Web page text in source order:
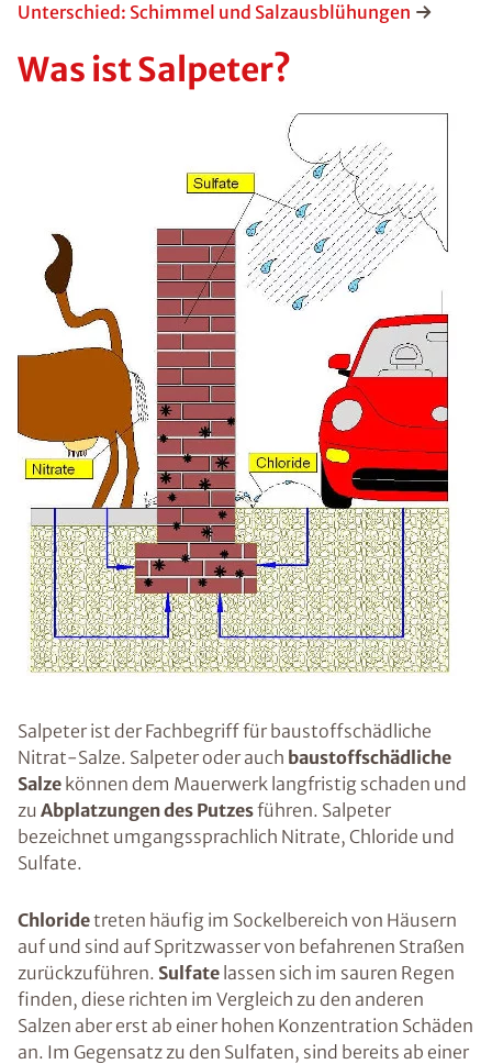
Unterschied: Schimmel und Salzausblühungen
Was ist Salpeter?
Salpeter ist der Fachbegriff für baustoffschädliche
Nitrat-Salze. Salpeter oder auch baustoffschädliche
Salze können dem Mauerwerk langfristig schaden und
zu Abplatzungen des Putzesführen. Salpeter
bezeichnet umgangssprachlich Nitrate, Chloride und
Sulfate.
Chloridetreten häufig im Sockelbereich von Häusern
auf und sind auf Spritzwasser von befahrenen Straßen
zurückzuführen. Sulfate lassen sich im sauren Regen
finden, diese richten im Vergleich zu den anderen
Salzen aber erst ab einer hohen Konzentration Schäden
an. Im Gegensatz zu den Sulfaten, sind bereits ab einer